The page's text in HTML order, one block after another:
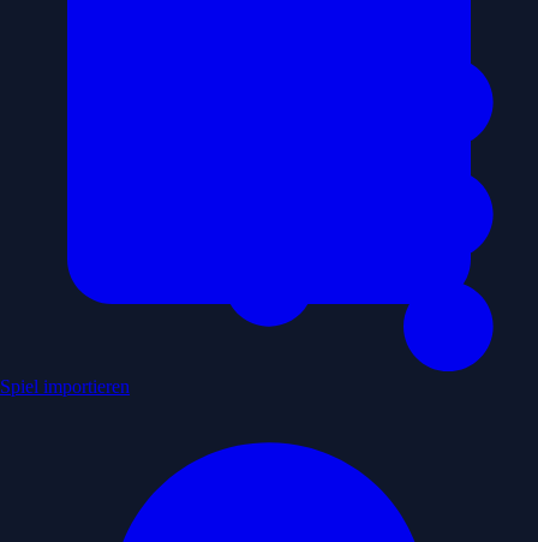
Spiel importieren